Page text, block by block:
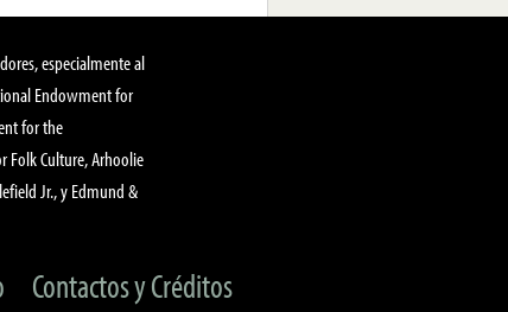
especialmente al
Endowment for
for the
Folk Culture, Arhoolie
Jr., y Edmund &
Contactos y Créditos